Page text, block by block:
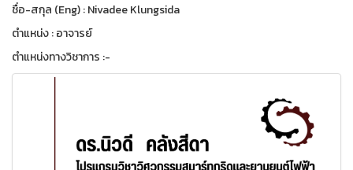
ชื่อ-สกุล (Eng) : Nivadee Klungsida
ตำแหน่ง : อาจารย์
ตำแหน่งทางวิชาการ :-